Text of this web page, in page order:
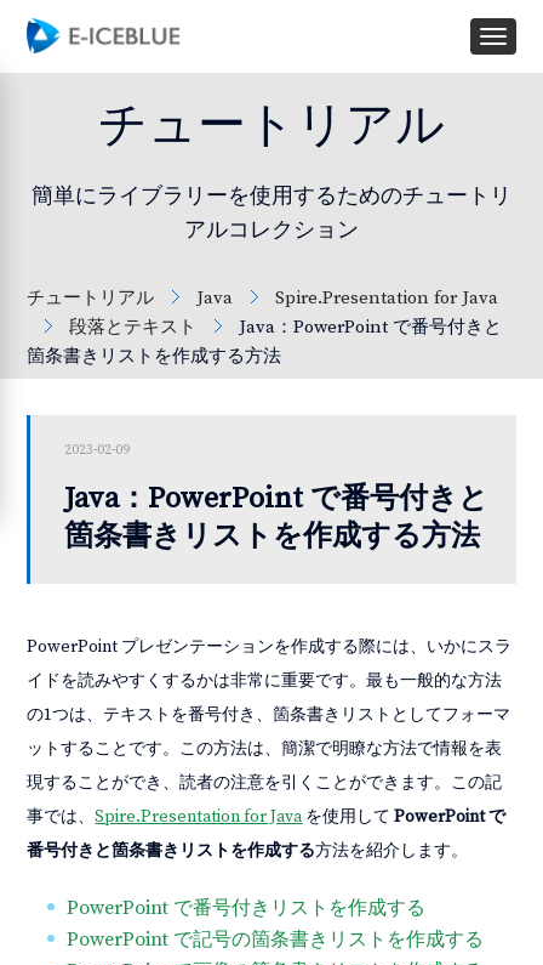
チュートリアル
簡単にライブラリーを使用するためのチュートリ
アルコレクション
チュートリアル Java
Spire.Presentation for Java
段落とテキスト
Java：PowerPoint で番号付きと
箇条書きリストを作成する方法
2023-02-09
Java：PowerPoint で番号付きと
箇条書きリストを作成する方法
PowerPoint プレゼンテーションを作成する際には、いかにスラ
イドを読みやすくするかは非常に重要です。最も一般的な方法
の1つは、テキストを番号付き、箇条書きリストとしてフォーマ
ットすることです。この方法は、簡潔で明瞭な方法で情報を表
現することができ、読者の注意を引くことができます。この記
事では、Spire.Presentation for Javaを使用してPowerPoint で
番号付きと箇条書きリストを作成する方法を紹介します。
PowerPoint で番号付きリストを作成する
PowerPoint で記号の箇条書きリストを作成する